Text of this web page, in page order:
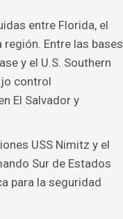
entre Florida, el
Entre las bases
y el U.S. Southern
control
El Salvador y
USS Nimitz y el
Sur de Estados
para la seguridad